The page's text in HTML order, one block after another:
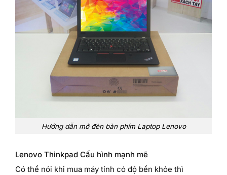
Hướng dẫn mở đèn bàn phím Laptop Lenovo
Lenovo Thinkpad Cấu hình mạnh mẽ
Có thể nói khi mua máy tính có độ bền khỏe thì